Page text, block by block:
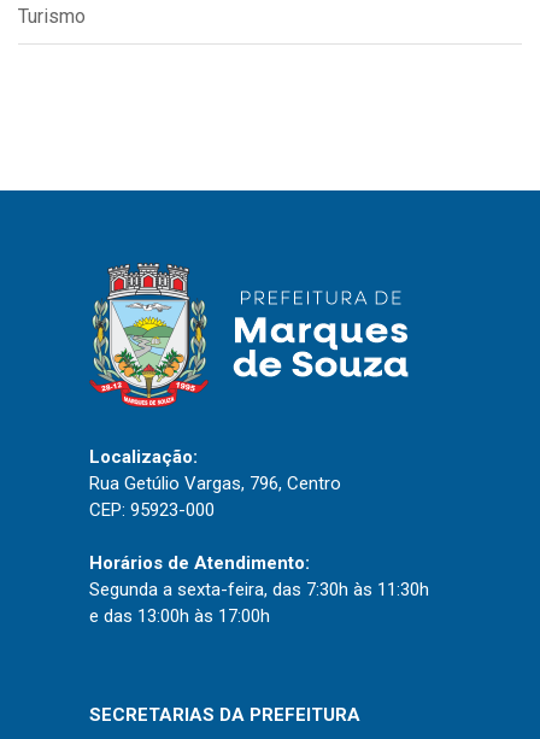
Turismo
Localização:
Rua Getúlio Vargas, 796, Centro
CEP: 95923-000
Horários de Atendimento:
Segunda a sexta-feira, das 7:30h às 11:30h
e das 13:00h às 17:00h
SECRETARIAS DA PREFEITURA